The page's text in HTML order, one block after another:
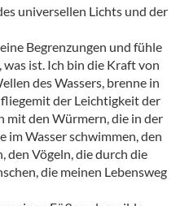
universellen Lichts und der
Begrenzungen und fühle
ist. Ich bin die Kraft von
des Wassers, brenne in
der Leichtigkeit der
mit den Würmern, die in der
im Wasser schwimmen, den
den Vögeln, die durch die
die meinen Lebensweg